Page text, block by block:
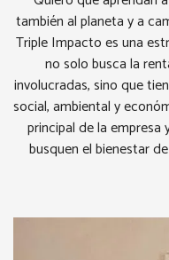
también al planeta y a
Triple Impacto es una
no solo busca la
involucradas, sino que
social, ambiental y
principal de la empresa
busquen el bienestar